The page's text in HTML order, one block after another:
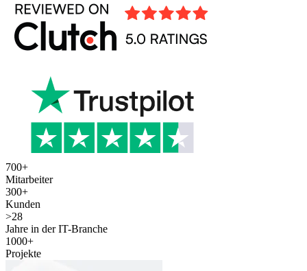
700+
Mitarbeiter
300+
Kunden
>28
Jahre in der IT-Branche
1000+
Projekte